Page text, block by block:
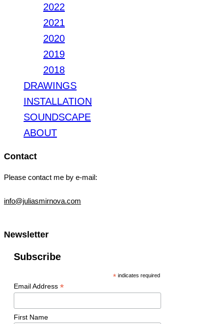
2022
2021
2020
2019
2018
DRAWINGS
INSTALLATION
SOUNDSCAPE
ABOUT
Contact
Please contact me by e-mail:
info@juliasmirnova.com
Newsletter
Subscribe
*indicates required
Email Address *
First Name